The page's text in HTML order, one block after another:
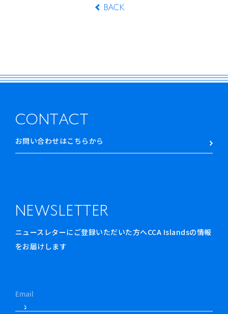
BACK
CONTACT
お問い合わせはこちらから
NEWSLETTER
ニュースレターにご登録いただいた方へCCA Islandsの情報
をお届けします